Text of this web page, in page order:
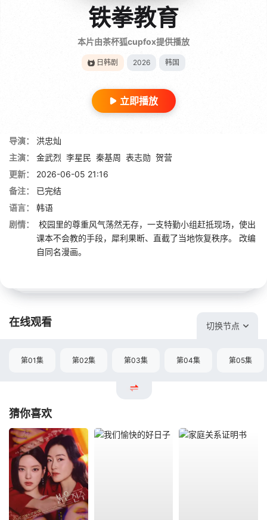
铁拳教育
本片由茶杯狐cupfox提供播放
日韩剧 2026 韩国
立即播放
导演：
洪忠灿
主演：
金武烈 李星民 秦基周 表志勋 贺营
更新：
2026-06-05 21:16
备注：
已完结
语言：
韩语
剧情：
校园里的尊重风气荡然无存，一支特勤小组赶抵现场，使出
课本不会教的手段，犀利果断、直截了当地恢复秩序。 改编
自同名漫画。
在线观看 切换节点
第01集 第02集 第03集 第04集 第05集
猜你喜欢